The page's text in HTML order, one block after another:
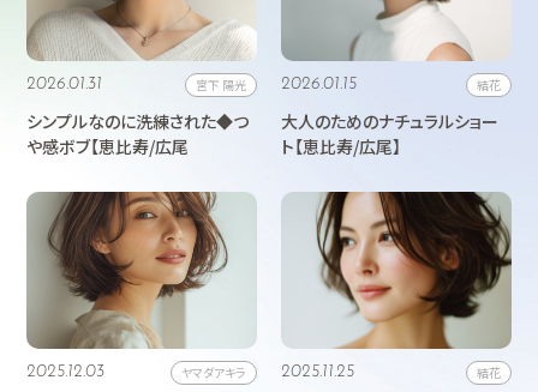
2026.01.31
シンプルなのに洗練された◆つ
や感ボブ【恵比寿/広尾
宮下 陽光 2026.01.15
大人のためのナチュラルショー
ト【恵比寿/広尾】
結花
2025.12.03 ヤマダアキラ 2025.11.25 結花